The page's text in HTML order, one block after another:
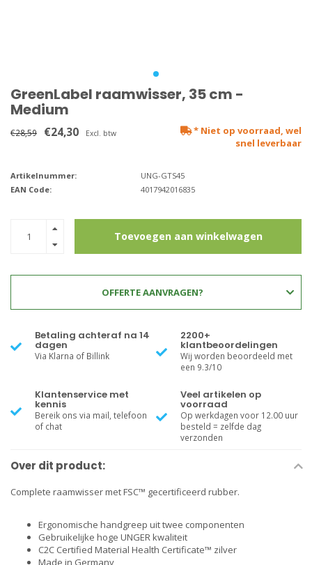
GreenLabel raamwisser, 35 cm -
Medium
€28,59 €24,30 Excl. btw
* Niet op voorraad, wel
snel leverbaar
Artikelnummer:
UNG-GTS45
EAN Code:
4017942016835
Toevoegen aan winkelwagen
OFFERTE AANVRAGEN?
Betaling achteraf na 14
dagen
Via Klarna of Billink
2200+
klantbeoordelingen
Wij worden beoordeeld met
een 9.3/10
Klantenservice met
kennis
Bereik ons via mail, telefoon
of chat
Veel artikelen op
voorraad
Op werkdagen voor 12.00 uur
besteld = zelfde dag
verzonden
Over dit product:
Complete raamwisser met FSC™ gecertificeerd rubber.
Ergonomische handgreep uit twee componenten
Gebruikelijke hoge UNGER kwaliteit
C2C Certified Material Health Certificate™ zilver
Made in Germany